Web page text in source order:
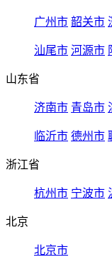
广州市 韶关市
汕尾市 河源市
山东省
济南市 青岛市
临沂市 德州市
浙江省
杭州市 宁波市
北京
北京市